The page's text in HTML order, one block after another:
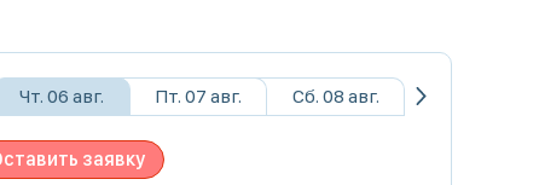
Чт. 06 авг. Пт. 07 авг. Сб. 08 авг.
заявку